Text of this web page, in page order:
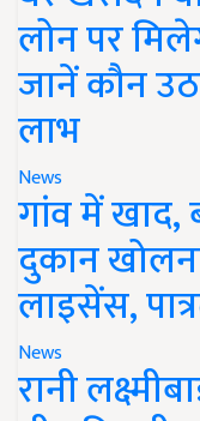
लोन पर
जानें कौन
लाभ
News
गांव में
दुकान
लाइसेंस,
News
रानी